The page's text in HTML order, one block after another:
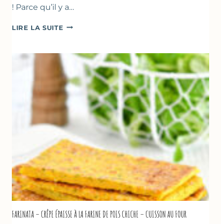
! Parce qu’il y a…
LIRE LA SUITE BEIGNETS
LA
BIÈRE
–
COMME
À
MARSEILLE
FARINATA – CRÊPE ÉPAISSE À LA FARINE DE POIS CHICHE – CUISSON AU FOUR